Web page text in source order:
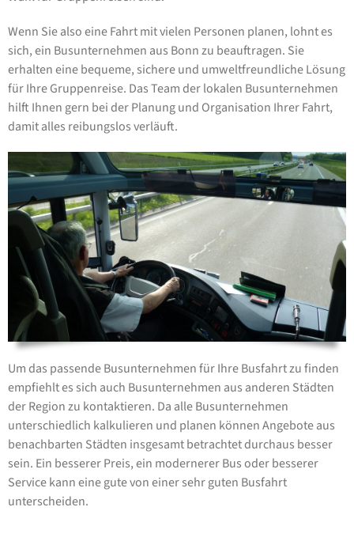
Wenn Sie also eine Fahrt mit vielen Personen planen, lohnt es
sich, ein Busunternehmen aus Bonn zu beauftragen. Sie
erhalten eine bequeme, sichere und umweltfreundliche Lösung
für Ihre Gruppenreise. Das Team der lokalen Busunternehmen
hilft Ihnen gern bei der Planung und Organisation Ihrer Fahrt,
damit alles reibungslos verläuft.
Um das passende Busunternehmen für Ihre Busfahrt zu finden
empfiehlt es sich auch Busunternehmen aus anderen Städten
der Region zu kontaktieren. Da alle Busunternehmen
unterschiedlich kalkulieren und planen können Angebote aus
benachbarten Städten insgesamt betrachtet durchaus besser
sein. Ein besserer Preis, ein modernerer Bus oder besserer
Service kann eine gute von einer sehr guten Busfahrt
unterscheiden.